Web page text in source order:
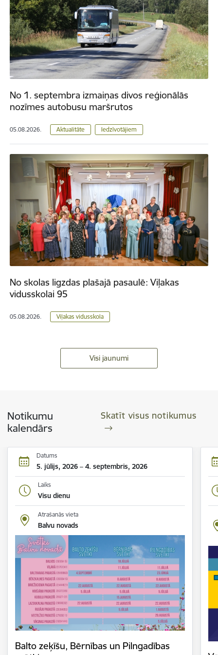
No 1. septembra izmaiņas divos reģionālās
nozīmes autobusu maršrutos
05.08.2026. Aktualitāte Iedzīvotājiem
No skolas ligzdas plašajā pasaulē: Viļakas
vidusskolai 95
05.08.2026. Viļakas vidusskola
Visi jaunumi
Notikumu
kalendārs
Skatīt visus notikumus
Datums
5. jūlijs, 2026 – 4. septembris, 2026
Laiks
Visu dienu
Atrašanās vieta
Balvu novads
Balto zeķīšu, Bērnības un Pilngadības